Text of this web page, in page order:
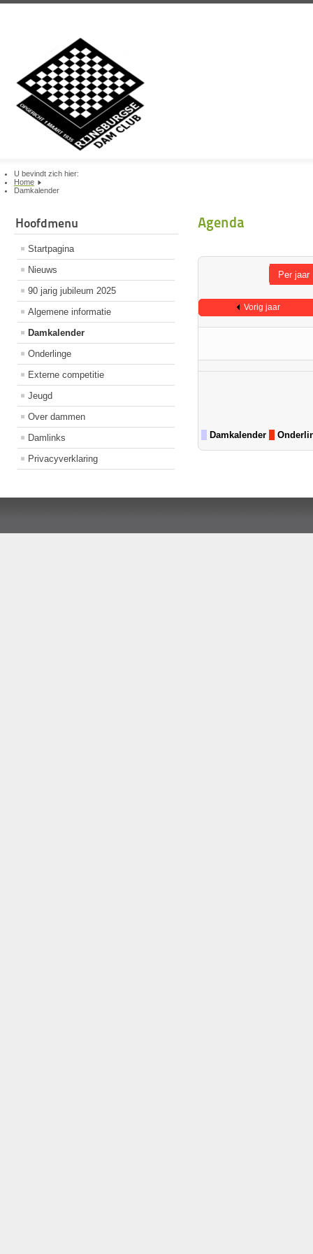
U bevindt zich hier:
Home
Damkalender
Hoofdmenu
Startpagina
Nieuws
90 jarig jubileum 2025
Algemene informatie
Damkalender
Onderlinge
Externe competitie
Jeugd
Over dammen
Damlinks
Privacyverklaring
Agenda
Per jaar
Vorig jaar
Damkalender